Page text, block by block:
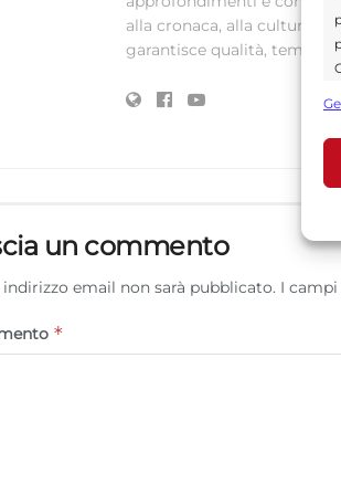
alla cronaca, alla cultura e
garantisce qualità,
un commento
email non sarà pubblicato. I
*